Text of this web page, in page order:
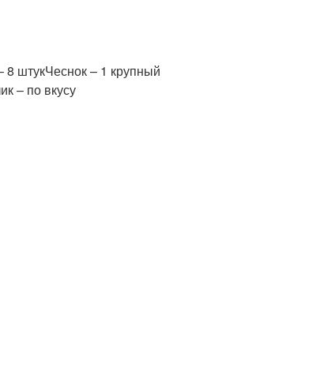
штукЧеснок – 1 крупный
– по вкусу